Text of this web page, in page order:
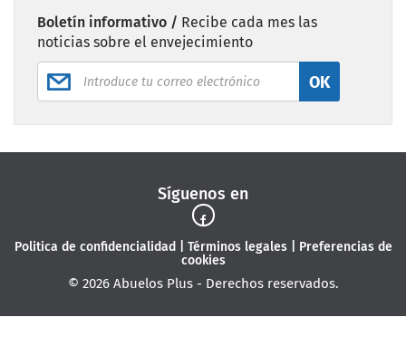
Boletín informativo / Recibe cada mes las
noticias sobre el envejecimiento
OK
Síguenos en
Politica de confidencialidad Términos legales| Preferencias de
cookies
© 2026 Abuelos Plus - Derechos reservados.